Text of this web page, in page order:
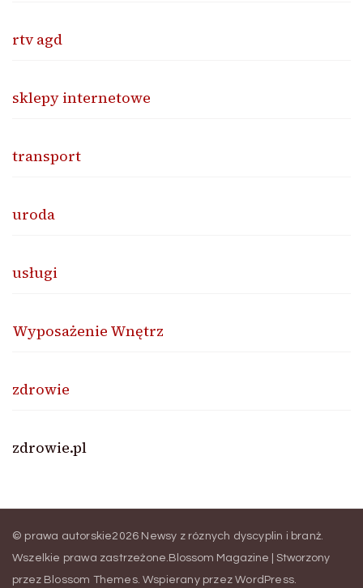
rtv agd
sklepy internetowe
transport
uroda
usługi
Wyposażenie Wnętrz
zdrowie
zdrowie.pl
© prawa autorskie2026 Newsy z róznych dyscyplin i branż.
Wszelkie prawa zastrzeżone. Blossom Magazine | Stworzony
przez Blossom Themes. Wspierany przezWordPress.